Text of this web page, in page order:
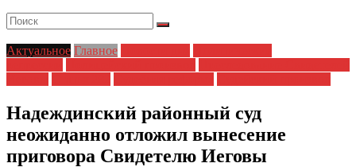
Актуальное Главное
Надеждинский районный суд
неожиданно отложил вынесение
приговора Свидетелю Иеговы